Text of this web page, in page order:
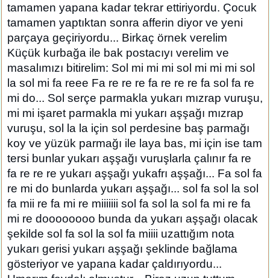
tamamen yapana kadar tekrar ettiriyordu. Çocuk
tamamen yaptıktan sonra afferin diyor ve yeni
parçaya geçiriyordu... Birkaç örnek verelim
Küçük kurbağa ile bak postacıyı verelim ve
masalımızı bitirelim: Sol mi mi mi sol mi mi mi sol
la sol mi fa reee Fa re re re fa re re re fa sol fa re
mi do... Sol serçe parmakla yukarı mızrap vuruşu,
mi mi işaret parmakla mi yukarı aşşağı mızrap
vuruşu, sol la la için sol perdesine baş parmağı
koy ve yüzük parmağı ile laya bas, mi için ise tam
tersi bunlar yukarı aşşağı vuruşlarla çalınır fa re
fa re re re yukarı aşşağı yukafrı aşşağı... Fa sol fa
re mi do bunlarda yukarı aşşağı... sol fa sol la sol
fa mii re fa mi re miiiiiii sol fa sol la sol fa mi re fa
mi re doooooooo bunda da yukarı aşşağı olacak
şekilde sol fa sol la sol fa miiii uzattığım nota
yukarı gerisi yukarı aşşağı şeklinde bağlama
gösteriyor ve yapana kadar çaldırıyordu...